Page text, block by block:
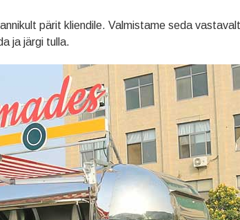
pärit kliendile. Valmistame seda
ja järgi tulla.